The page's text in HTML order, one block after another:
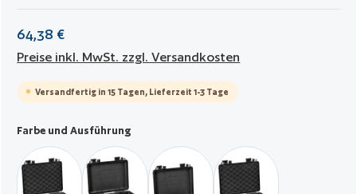
64,38 €
Preise inkl. MwSt. zzgl. Versandkosten
Versandfertig in 15 Tagen, Lieferzeit 1-3 Tage
Farbe und Ausführungauswählen